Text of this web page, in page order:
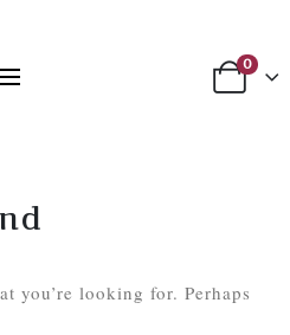
0
you’re looking for. Perhaps